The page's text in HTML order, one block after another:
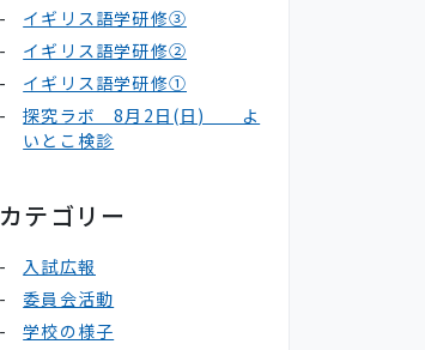
イギリス語学研修③
イギリス語学研修②
イギリス語学研修①
探究ラボ 8月2日(日) よ
いとこ検診
カテゴリー
入試広報
委員会活動
学校の様子